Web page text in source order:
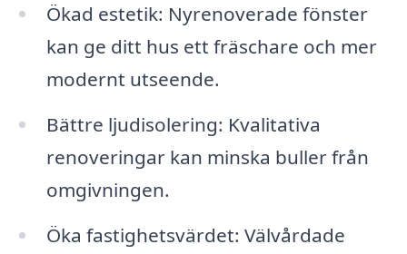
Ökad estetik: Nyrenoverade fönster
kan ge ditt hus ett fräschare och mer
modernt utseende.
Bättre ljudisolering: Kvalitativa
renoveringar kan minska buller från
omgivningen.
Öka fastighetsvärdet: Välvårdade